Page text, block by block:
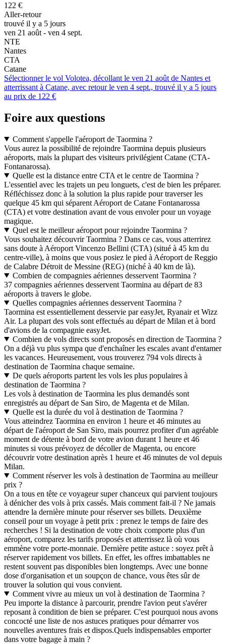
122 €
Aller-retour
trouvé il y a 5 jours
ven 21 août - ven 4 sept.
NTE
Nantes
CTA
Catane
Sélectionner le vol Volotea, décollant le ven 21 août de Nantes et
atterrissant à Catane, avec retour le ven 4 sept., trouvé il y a 5 jours
au prix de 122 €
Foire aux questions
Comment s'appelle l'aéroport de Taormina ?
Vous aurez la possibilité de rejoindre Taormina depuis plusieurs
aéroports, mais la plupart des visiteurs privilégient Catane (CTA-
Fontanarossa).
Quelle est la distance entre CTA et le centre de Taormina ?
L'essentiel avec les trajets un peu longuets, c'est de bien les préparer.
Réfléchissez donc à la solution la plus rapide pour traverser les
quelque 45 km qui séparent Aéroport de Catane Fontanarossa
(CTA) et votre destination avant de vous envoler pour un voyage
magique.
Quel est le meilleur aéroport pour rejoindre Taormina ?
Vous souhaitez découvrir Taormina ? Dans ce cas, vous atterrirez
sans doute à Aéroport Vincenzo Bellini (CTA) (situé à 45 km du
centre-ville), à moins que vous posiez le pied à Aéroport de Reggio
de Calabre Détroit de Messine (REG) (niché à 40 km de là).
Combien de compagnies aériennes desservent Taormina ?
37 compagnies aériennes desservent Taormina au départ de 83
aéroports à travers le globe.
Quelles compagnies aériennes desservent Taormina ?
Taormina est essentiellement desservie par easyJet, Ryanair et Wizz
Air. La plupart des vols sont effectués au départ de Milan et à bord
d'avions de la compagnie easyJet.
Combien de vols directs sont proposés en direction de Taormina ?
On a déjà vu plus sympa que d'enchaîner les escales avant d'entamer
les vacances. Heureusement, vous trouverez 794 vols directs à
destination de Taormina chaque semaine.
De quels aéroports partent les vols les plus populaires à
destination de Taormina ?
Les vols à destination de Taormina les plus demandés sont
enregistrés au départ de San Siro, de Magenta et de Milan.
Quelle est la durée du vol à destination de Taormina ?
Vous atteindrez Taormina en environ 1 heure et 46 minutes au
départ de l'aéroport de San Siro, mais pourrez profiter d'un agréable
moment de détente à bord de votre avion durant 1 heure et 46
minutes si vous prévoyez de décoller de Magenta, ou encore
découvrir votre destination après 1 heure et 46 minutes de vol depuis
Milan.
Comment réserver les vols à destination de Taormina au meilleur
prix ?
On a tous en tête ce voyageur super chanceux qui parvient toujours
à dénicher des vols à prix cassés. Mais comment fait-il ? Ne jamais
attendre la dernière minute pour réserver ses billets. Deuxième
conseil pour un voyage à petit prix : prenez le temps de faire des
recherches ! Si la destination de votre choix comporte plus d'un
aéroport, comparez les tarifs proposés et atterrissez là où vous
emmène votre porte-monnaie. Dernière petite astuce : soyez prêt à
réserver rapidement vos billets. En effet, les offres imbattables ne
restent souvent pas disponibles bien longtemps. Avec une bonne
dose d'organisation et un soupçon de chance, vous êtes sûr de
trouver la solution qui vous convient.
Comment vivre au mieux un vol à destination de Taormina ?
Peu importe la distance à parcourir, prendre l'avion peut s'avérer
reposant à condition de bien se préparer. C'est pourquoi nous avons
concocté une liste de nos astuces pratiques pour démarrer vos
nouvelles aventures frais et dispos.Quels indispensables emporter
dans votre bagage à main ?